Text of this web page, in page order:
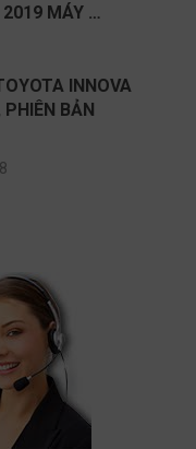
2019 MÁY …
INNOVA
PHIÊN BẢN